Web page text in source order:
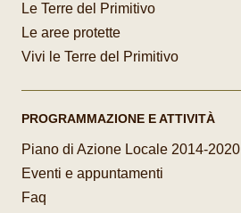
Le Terre del Primitivo
Le aree protette
Vivi le Terre del Primitivo
PROGRAMMAZIONE E ATTIVITÀ
Piano di Azione Locale 2014-2020
Eventi e appuntamenti
Faq